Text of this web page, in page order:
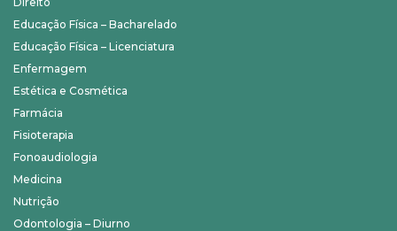
Educação Física – Bacharelado
Educação Física – Licenciatura
Enfermagem
Estética e Cosmética
Farmácia
Fisioterapia
Fonoaudiologia
Medicina
Nutrição
Odontologia – Diurno